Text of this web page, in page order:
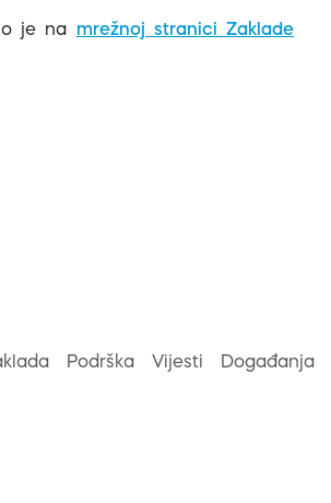
je na mrežnoj stranici Zaklade
Podrška Vijesti Događanja